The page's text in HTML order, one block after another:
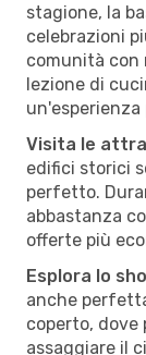
stagione, la
celebrazioni
comunità con
lezione di
un'esperienza
Visita le
edifici storici
perfetto.
abbastanza
offerte più
Esplora lo
anche
coperto, dove
assaggiare il